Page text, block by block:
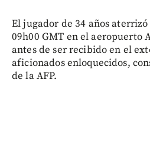
El jugador de 34 años
09h00 GMT en el aeropuerto
antes de ser recibido en el
aficionados enloquecidos,
de la AFP.